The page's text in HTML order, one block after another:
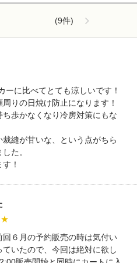
(9件)
ーに比べてとても涼しいです！
りの日焼け防止になります！
歩かなくなり冷房対策にもな
縫が甘いな、という点がちら
た。
！
６月の予約販売の時は気付い
いたので、今回は絶対に欲し